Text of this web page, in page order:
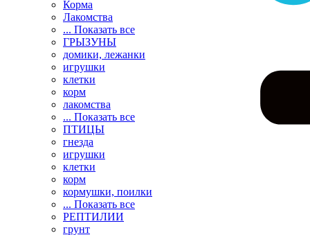
Корма
Лакомства
... Показать все
ГРЫЗУНЫ
домики, лежанки
игрушки
клетки
корм
лакомства
... Показать все
ПТИЦЫ
гнезда
игрушки
клетки
корм
кормушки, поилки
... Показать все
РЕПТИЛИИ
грунт